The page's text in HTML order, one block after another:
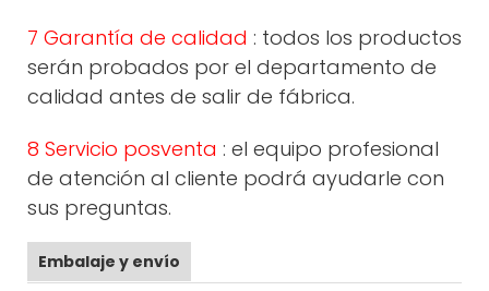
7 Garantía de calidad : todos los productos
serán probados por el departamento de
calidad antes de salir de fábrica.
8 Servicio posventa : el equipo profesional
de atención al cliente podrá ayudarle con
sus preguntas.
Embalaje y envío